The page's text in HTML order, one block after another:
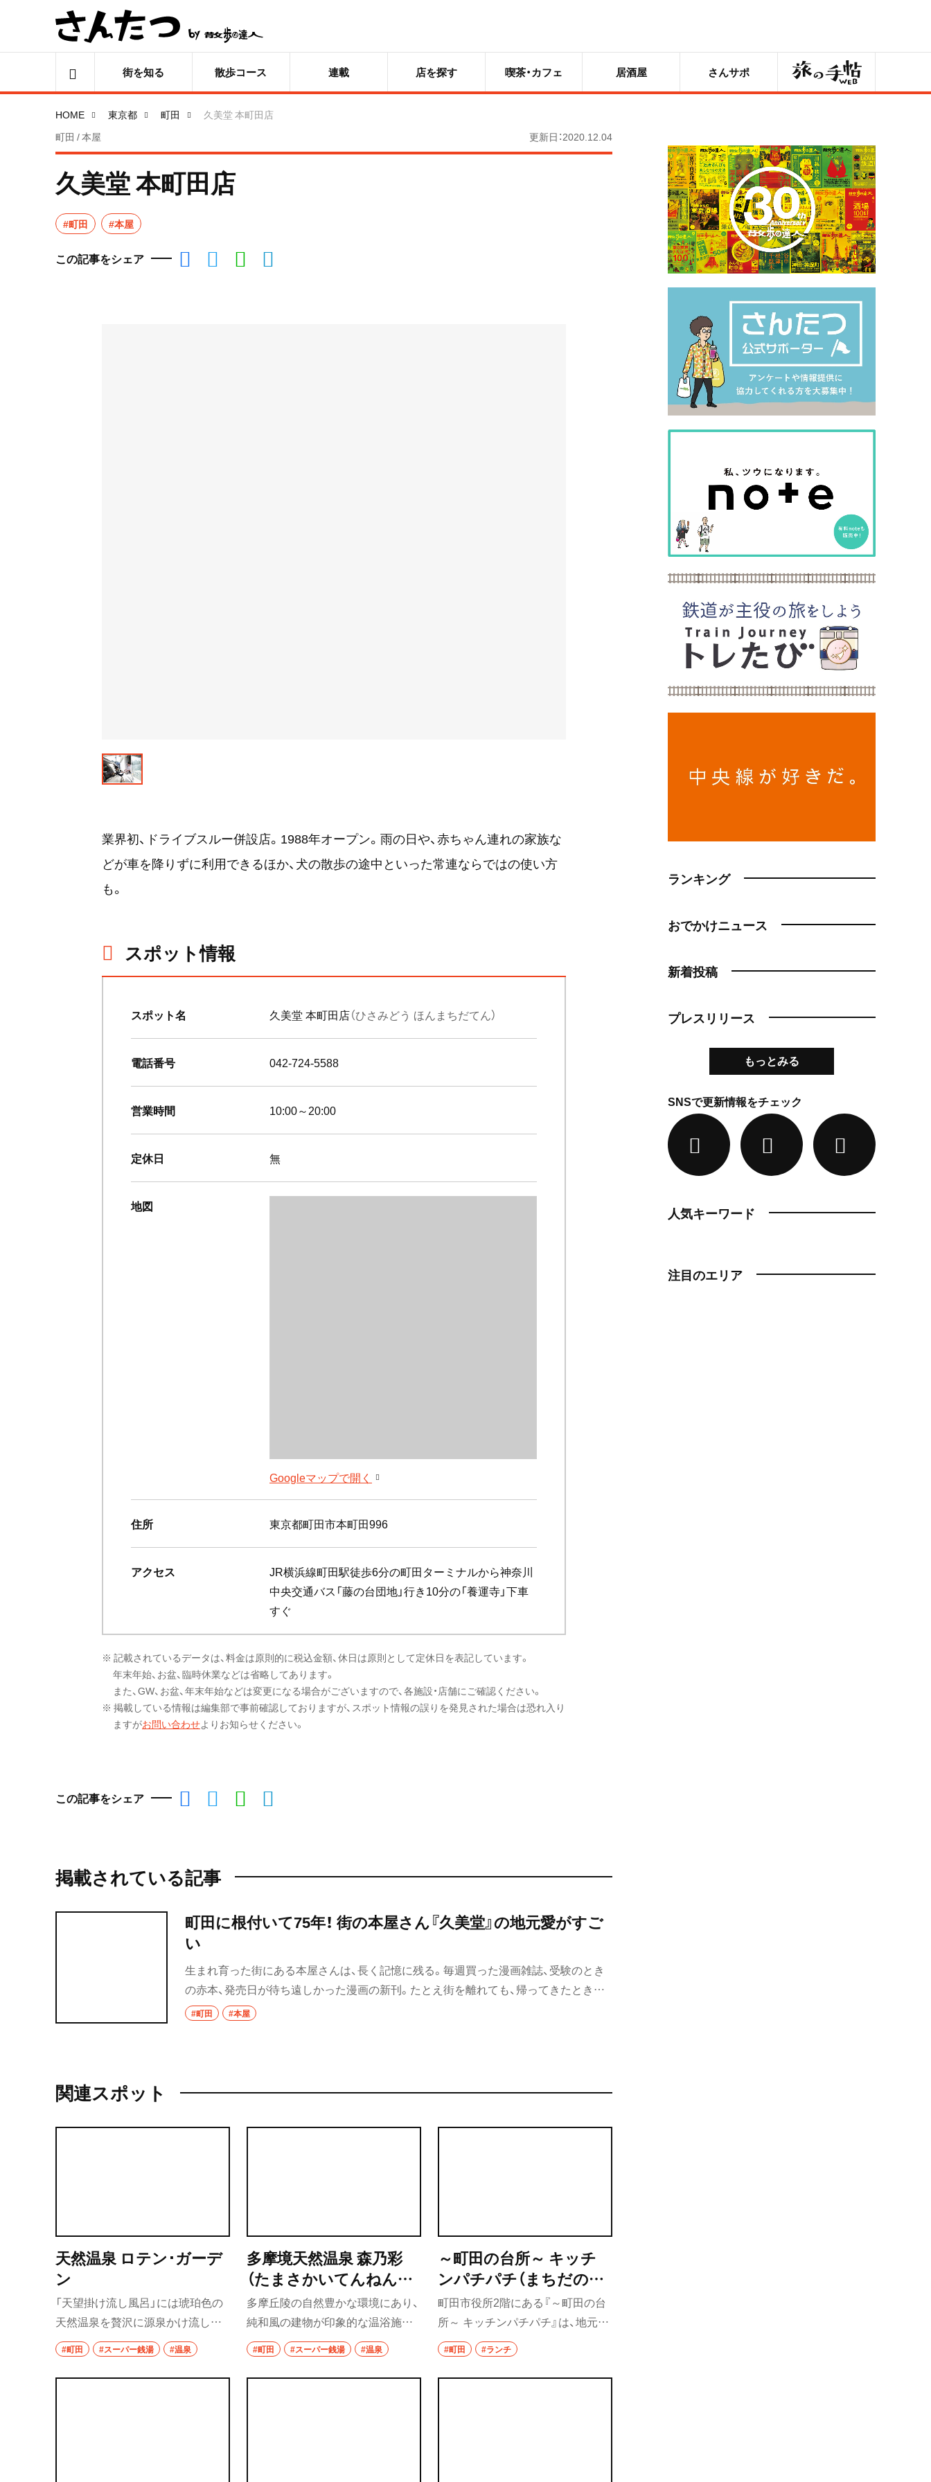
街を知る 散歩コース 連載 店を探す 喫茶・カフェ 居酒屋 さんサポ 旅の手帖
HOME 東京都 町田
久美堂 本町田店
町田 / 本屋
更新日：2020.12.04
久美堂 本町田店
#町田 #本屋
この記事をシェア
業界初、ドライブスルー併設店。1988年オープン。雨の日や、赤ちゃん連れの家族な
どが車を降りずに利用できるほか、犬の散歩の途中といった常連ならではの使い方
も。
スポット情報
スポット名 久美堂 本町田店（ひさみどう ほんまちだてん）
電話番号 042-724-5588
営業時間 10:00～20:00
定休日 無
地図
Googleマップで開く
住所 東京都町田市本町田996
アクセス
JR横浜線町田駅徒歩6分の町田ターミナルから神奈川
中央交通バス「藤の台団地」行き10分の「養運寺」下車
すぐ
※ 記載されているデータは、料金は原則的に税込金額、休日は原則として定休日を表記しています。
年末年始、お盆、臨時休業などは省略してあります。
また、GW、お盆、年末年始などは変更になる場合がございますので、各施設・店舗にご確認ください。
※ 掲載している情報は編集部で事前確認しておりますが、スポット情報の誤りを発見された場合は恐れ入り
ますがお問い合わせよりお知らせください。
この記事をシェア
掲載されている記事
町田に根付いて75年！ 街の本屋さん『久美堂』の地元愛がすご
い
生まれ育った街にある本屋さんは、長く記憶に残る。毎週買った漫画雑誌、受験のとき
の赤本、発売日が待ち遠しかった漫画の新刊。たとえ街を離れても、帰ってきたときに
あると安心する店。町田『久美堂（ひさみどう）』はそんな場所だ。
#町田 #本屋
関連スポット
天然温泉 ロテン･ガーデ
ン
「天望掛け流し風呂」には琥珀色の
天然温泉を贅沢に源泉かけ流し。
湯はつるつるとした感触でさっぱ
りすると同時に保湿効果も期待で
き、美肌の湯として人気だ。岩盤浴
#町田 #スーパー銭湯 #温泉
多摩境天然温泉 森乃彩
（たまさかいてんねんお
んせん もりのいろど
り）
多摩丘陵の自然豊かな環境にあり、
純和風の建物が印象的な温浴施
設。源泉かけ流しの露天風呂をは
じめ、炭酸泉や替り湯など5種類の
内風呂、2種類のサウナなどがあり、
#町田 #スーパー銭湯 #温泉
～町田の台所～ キッチ
ンパチパチ（まちだのだ
いどころ きっちんぱち
ぱち）
町田市役所2階にある『～町田の台
所～ キッチンパチパチ』は、地元の
食材を積極的に取り入れたメニュ
ーを提供する、町田愛あふれる食
堂。人気のランチは、食べきれない
#町田 #ランチ
ランキング
おでかけニュース
新着投稿
プレスリリース
もっとみる
SNSで更新情報をチェック
人気キーワード
注目のエリア